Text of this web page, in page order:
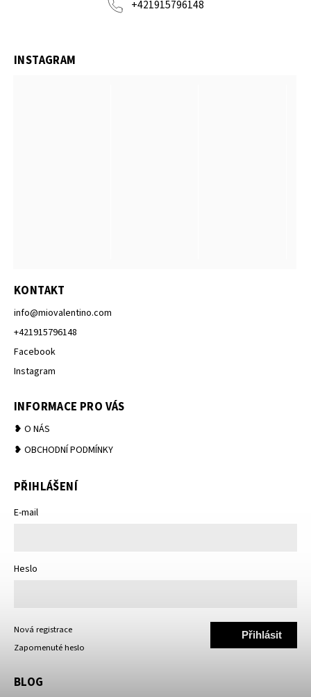
+421915796148
INSTAGRAM
KONTAKT
info@miovalentino.com
+421915796148
Facebook
Instagram
INFORMACE PRO VÁS
❥ O NÁS
❥ OBCHODNÍ PODMÍNKY
PŘIHLÁŠENÍ
E-mail
Heslo
Přihlásit
Nová registrace
Zapomenuté heslo
BLOG